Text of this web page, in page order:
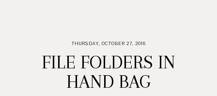
THURSDAY, OCTOBER 27, 2016
FILE FOLDERS IN
HAND BAG